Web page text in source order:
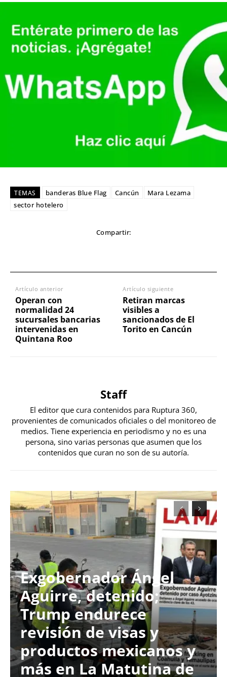
TEMAS banderas Blue Flag Cancún
Mara Lezama
sector hotelero
Compartir:
Artículo anterior
Operan con
normalidad 24
sucursales bancarias
intervenidas en
Quintana Roo
Artículo siguiente
Retiran marcas
visibles a
sancionados de El
Torito en Cancún
Staff
El editor que cura contenidos para Ruptura 360,
provenientes de comunicados oficiales o del monitoreo de
medios. Tiene experiencia en periodismo y no es una
persona, sino varias personas que asumen que los
contenidos que curan no son de su autoría.
Exgobernador Ángel
Aguirre, detenido;
Trump endurece
revisión de visas y
productos mexicanos y
más en La Matutina de